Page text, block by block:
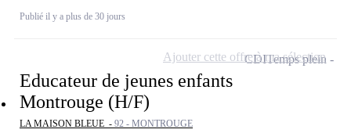
Publié il y a plus de 30 jours
Educateur de jeunes enfants
Montrouge (H/F)
LA MAISON BLEUE - 92 - MONTROUGE
CDITemps plein
Ajouter cette offre à ma sélection